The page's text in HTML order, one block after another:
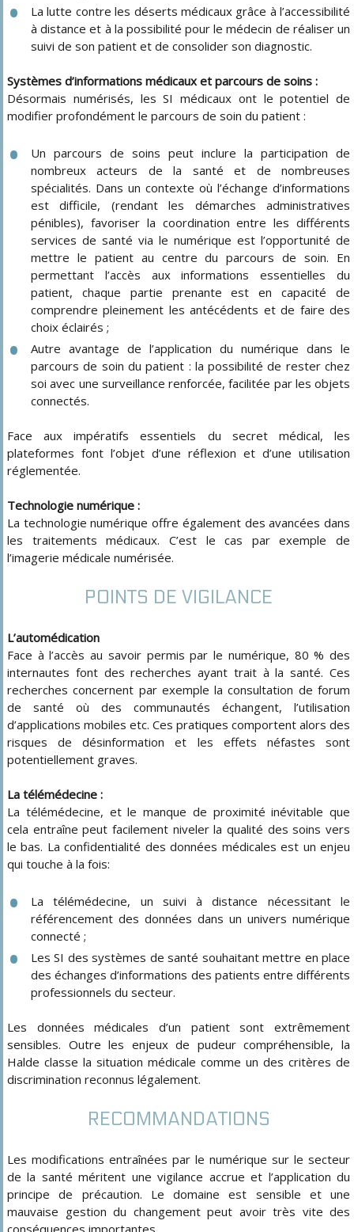
La lutte contre les déserts médicaux grâce à l’accessibilité
à distance et à la possibilité pour le médecin de réaliser un
suivi de son patient et de consolider son diagnostic.
Systèmes d’informations médicaux et parcours de soins :
Désormais numérisés, les SI médicaux ont le potentiel de
modifier profondément le parcours de soin du patient :
Un parcours de soins peut inclure la participation de
nombreux acteurs de la santé et de nombreuses
spécialités. Dans un contexte où l’échange d’informations
est difficile, (rendant les démarches administratives
pénibles), favoriser la coordination entre les différents
services de santé via le numérique est l’opportunité de
mettre le patient au centre du parcours de soin. En
permettant l’accès aux informations essentielles du
patient, chaque partie prenante est en capacité de
comprendre pleinement les antécédents et de faire des
choix éclairés ;
Autre avantage de l’application du numérique dans le
parcours de soin du patient : la possibilité de rester chez
soi avec une surveillance renforcée, facilitée par les objets
connectés.
Face aux impératifs essentiels du secret médical, les
plateformes font l’objet d’une réflexion et d’une utilisation
réglementée.
Technologie numérique :
La technologie numérique offre également des avancées dans
les traitements médicaux. C’est le cas par exemple de
l’imagerie médicale numérisée.
POINTS DE VIGILANCE
L’automédication
Face à l’accès au savoir permis par le numérique, 80 % des
internautes font des recherches ayant trait à la santé. Ces
recherches concernent par exemple la consultation de forum
de santé où des communautés échangent, l’utilisation
d’applications mobiles etc. Ces pratiques comportent alors des
risques de désinformation et les effets néfastes sont
potentiellement graves.
La télémédecine :
La télémédecine, et le manque de proximité inévitable que
cela entraîne peut facilement niveler la qualité des soins vers
le bas. La confidentialité des données médicales est un enjeu
qui touche à la fois:
La télémédecine, un suivi à distance nécessitant le
référencement des données dans un univers numérique
connecté ;
Les SI des systèmes de santé souhaitant mettre en place
des échanges d’informations des patients entre différents
professionnels du secteur.
Les données médicales d’un patient sont extrêmement
sensibles. Outre les enjeux de pudeur compréhensible, la
Halde classe la situation médicale comme un des critères de
discrimination reconnus légalement.
RECOMMANDATIONS
Les modifications entraînées par le numérique sur le secteur
de la santé méritent une vigilance accrue et l’application du
principe de précaution. Le domaine est sensible et une
mauvaise gestion du changement peut avoir très vite des
conséquences importantes.